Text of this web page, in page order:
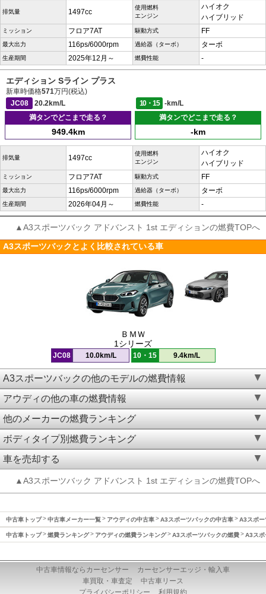
排気量 1497cc
使用燃料
エンジン
ハイオク
ハイブリッド
ミッション フロア7AT 駆動方式 FF
最大出力 116ps/6000rpm 過給器（ターボ） ターボ
生産期間 2025年12月～ 燃費性能 -
エディション Sライン プラス
新車時価格571万円(税込)
JC08
20.2km/L 10・15
-km/L
満タンでどこまで走る？
949.4km
満タンでどこまで走る？
-km
排気量 1497cc
使用燃料
エンジン
ハイオク
ハイブリッド
ミッション フロア7AT 駆動方式 FF
最大出力 116ps/6000rpm 過給器（ターボ） ターボ
生産期間 2026年04月～ 燃費性能 -
▲A3スポーツバック アドバンスト 1st エディションの燃費TOPへ
A3スポーツバックとよく比較されている車
ＢＭＷ
1シリーズ
JC08 10.0km/L 10・15 9.4km/L
A3スポーツバックの他のモデルの燃費情報
アウディの他の車の燃費情報
他のメーカーの燃費ランキング
ボディタイプ別燃費ランキング
車を売却する
▲A3スポーツバック アドバンスト 1st エディションの燃費TOPへ
中古車トップ 中古車メーカー一覧 アウディの中古車 A3スポーツバックの中古車 A3スポー
中古車トップ 燃費ランキング アウディの燃費ランキング A3スポーツバックの燃費 A3スポ
中古車情報ならカーセンサー
カーセンサーエッジ・輸入車
車買取・車査定
中古車リース
プライバシーポリシー
利用規約